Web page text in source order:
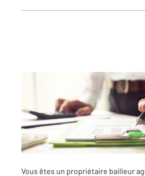
Vous êtes un propriétaire bailleur